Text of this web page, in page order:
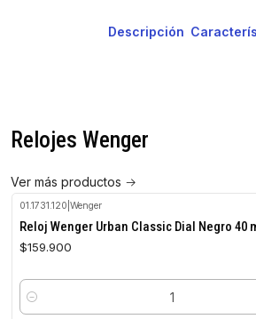
Descripción
Relojes Wenger
Ver más productos
01.1731.120 Wenger
Reloj Wenger Urban Classic Dial Negro 40
$159.900
Cantidad